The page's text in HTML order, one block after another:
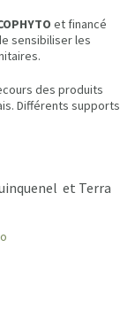
et financé
sensibiliser les
des produits
Différents supports
et Terra